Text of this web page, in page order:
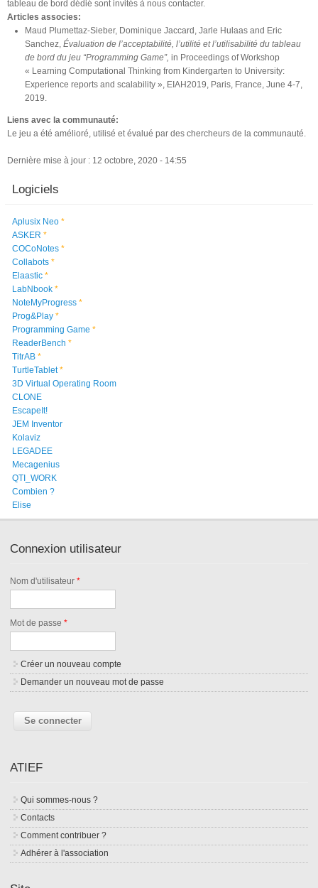
tableau de bord dédié sont invités à nous contacter.
Articles associes:
Maud Plumettaz-Sieber, Dominique Jaccard, Jarle Hulaas and Eric
Sanchez, Évaluation de l’acceptabilité, l’utilité et l’utilisabilité du tableau
de bord du jeu “Programming Game”, in Proceedings of Workshop
« Learning Computational Thinking from Kindergarten to University:
Experience reports and scalability », EIAH2019, Paris, France, June 4-7,
2019.
Liens avec la communauté:
Le jeu a été amélioré, utilisé et évalué par des chercheurs de la communauté.
Dernière mise à jour : 12 octobre, 2020 - 14:55
Logiciels
Aplusix Neo *
ASKER *
COCoNotes *
Collabots *
Elaastic *
LabNbook *
NoteMyProgress *
Prog&Play *
Programming Game *
ReaderBench *
TitrAB *
TurtleTablet *
3D Virtual Operating Room
CLONE
EscapeIt!
JEM Inventor
Kolaviz
LEGADEE
Mecagenius
QTI_WORK
Combien ?
Elise
Connexion utilisateur
Nom d'utilisateur*
Mot de passe*
Créer un nouveau compte
Demander un nouveau mot de passe
ATIEF
Qui sommes-nous ?
Contacts
Comment contribuer ?
Adhérer à l'association